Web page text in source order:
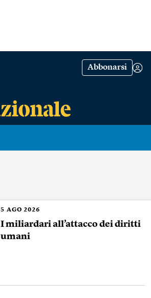
Abbonarsi
5 AGO 2026
I miliardari all’attacco dei diritti
umani